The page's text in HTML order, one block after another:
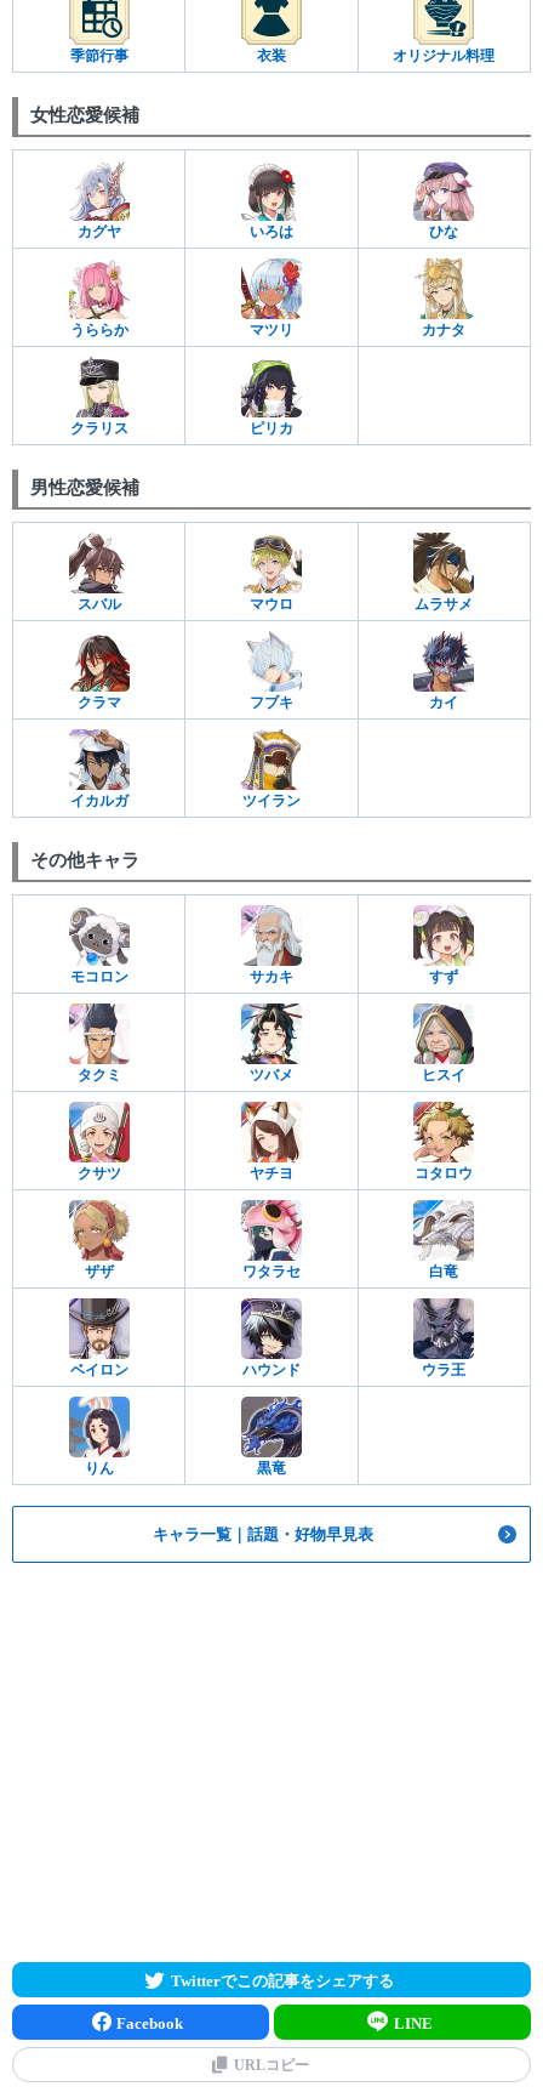
季節行事 衣装 オリジナル料理
女性恋愛候補
カグヤ いろは ひな
うららか マツリ カナタ
クラリス ピリカ
男性恋愛候補
スバル マウロ ムラサメ
クラマ フブキ カイ
イカルガ ツイラン
その他キャラ
モコロン サカキ すず
タクミ ツバメ ヒスイ
クサツ ヤチヨ コタロウ
ザザ ワタラセ 白竜
ベイロン ハウンド ウラ王
りん 黒竜
キャラ一覧｜話題・好物早見表
Twitterでこの記事をシェアする
Facebook LINE
URLコピー